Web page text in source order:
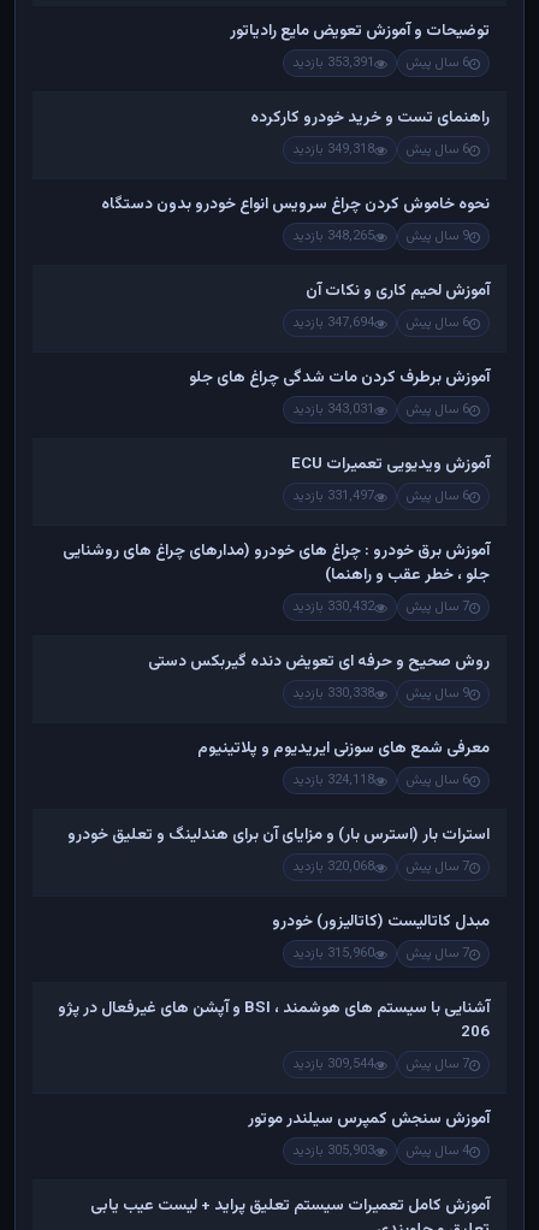
توضیحات و آموزش تعویض مایع رادیاتور
6 سال پیش 353,391 بازدید
راهنمای تست و خريد خودرو کارکرده
6 سال پیش 349,318 بازدید
نحوه خاموش کردن چراغ سرویس انواع خودرو بدون دستگاه
9 سال پیش 348,265 بازدید
آموزش لحیم کاری و نکات آن
6 سال پیش 347,694 بازدید
آموزش برطرف کردن مات شدگی چراغ های جلو
6 سال پیش 343,031 بازدید
آموزش ویدیویی تعمیرات ECU
6 سال پیش 331,497 بازدید
آموزش برق خودرو : چراغ های خودرو (مدارهای چراغ های روشنایی
جلو ، خطر عقب و راهنما)
7 سال پیش 330,432 بازدید
روش صحیح و حرفه ای تعویض دنده گیربکس دستی
9 سال پیش 330,338 بازدید
معرفی شمع های سوزنی ایریدیوم و پلاتینیوم
6 سال پیش 324,118 بازدید
استرات بار (استرس بار) و مزایای آن برای هندلینگ و تعلیق خودرو
7 سال پیش 320,068 بازدید
مبدل کاتالیست (کاتالیزور) خودرو
7 سال پیش 315,960 بازدید
آشنایی با سیستم های هوشمند ، BSI و آپشن های غیرفعال در پژو
206
7 سال پیش 309,544 بازدید
آموزش سنجش کمپرس سیلندر موتور
4 سال پیش 305,903 بازدید
آموزش کامل تعمیرات سیستم تعلیق پراید + لیست عیب یابی